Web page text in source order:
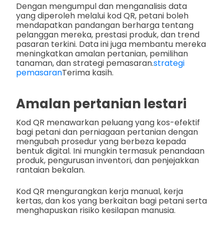
Dengan mengumpul dan menganalisis data
yang diperoleh melalui kod QR, petani boleh
mendapatkan pandangan berharga tentang
pelanggan mereka, prestasi produk, dan trend
pasaran terkini. Data ini juga membantu mereka
meningkatkan amalan pertanian, pemilihan
tanaman, dan strategi pemasaran.strategi
pemasaranTerima kasih.
Amalan pertanian lestari
Kod QR menawarkan peluang yang kos-efektif
bagi petani dan perniagaan pertanian dengan
mengubah prosedur yang berbeza kepada
bentuk digital. Ini mungkin termasuk penandaan
produk, pengurusan inventori, dan penjejakkan
rantaian bekalan.
Kod QR mengurangkan kerja manual, kerja
kertas, dan kos yang berkaitan bagi petani serta
menghapuskan risiko kesilapan manusia.